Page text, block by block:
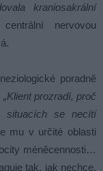
kraniosakrální
nervovou
poradně
„Klient prozradí, proč
situacích se necítí
mu v určité oblasti
méněcennosti…
tak, jak nechce,